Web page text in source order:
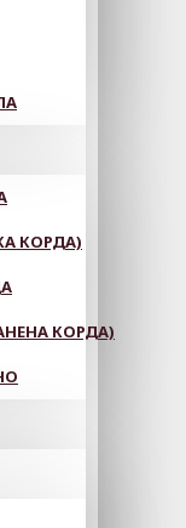
КОРДА)
КОРДА)